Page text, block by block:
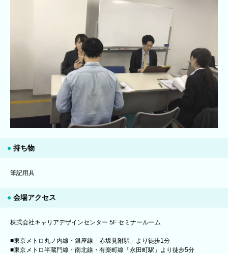
持ち物
筆記用具
会場アクセス
株式会社キャリアデザインセンター 5F セミナールーム
■東京メトロ丸ノ内線・銀座線「赤坂見附駅」より徒歩1分
■東京メトロ半蔵門線・南北線・有楽町線「永田町駅」より徒歩5分